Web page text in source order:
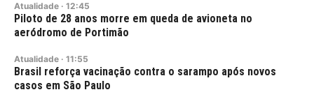
Atualidade · 12:45
Piloto de 28 anos morre em queda de avioneta no
aeródromo de Portimão
Atualidade · 11:55
Brasil reforça vacinação contra o sarampo após novos
casos em São Paulo